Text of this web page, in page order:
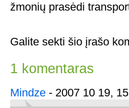
žmonių prasėdi
Galite sekti šio įrašo
1 komentaras
Mindze - 2007 10 19,